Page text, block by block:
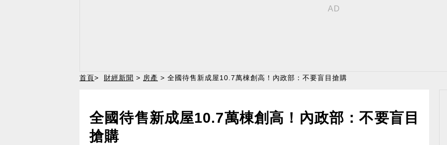
首頁> 財經新聞 > 房產 > 全國待售新成屋10.7萬棟創高！內政部：不要盲目搶購
全國待售新成屋10.7萬棟創高！內政部：不要盲目
搶購